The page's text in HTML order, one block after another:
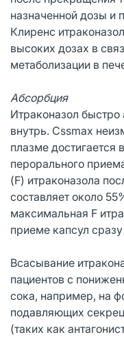
назначенной дозы и
Клиренс
высоких дозах в
метаболизации в
Абсорбция
Итраконазол
внутрь. Cssmax
плазме достигается
перорального
(F) итраконазола
составляет около
максимальная F
приеме капсул
Всасывание
пациентов с
сока, например, на
подавляющих
(таких как